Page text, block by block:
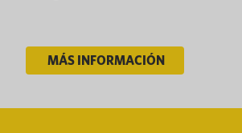
MÁS INFORMACIÓN